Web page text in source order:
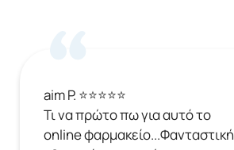
aim P. ⭐⭐⭐⭐⭐
Τι να πρώτο πω για αυτό το
online φαρμακείο...Φανταστική